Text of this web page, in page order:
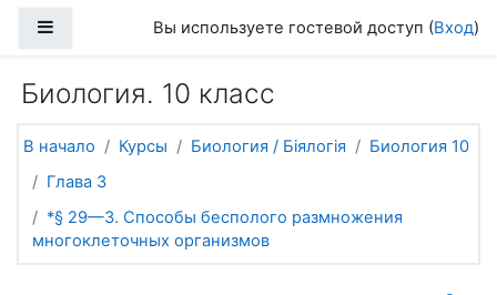
Боковая панельВы используете гостевой доступ (Вход)
Биология. 10 класс
В начало Курсы Биология / Біялогія
Биология 10
Глава 3
*§ 29—3. Способы бесполого размножения
многоклеточных организмов